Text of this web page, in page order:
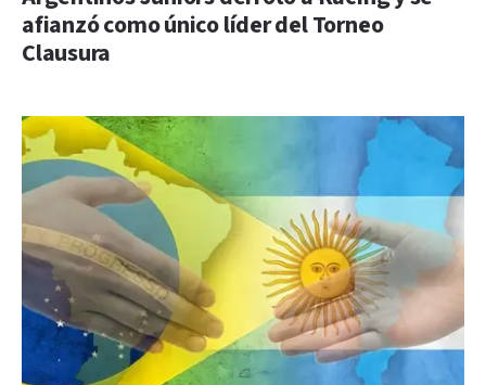
afianzó como único líder del Torneo
Clausura